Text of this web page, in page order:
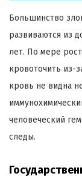
Большинство
развиваются из
лет. По мере
кровоточить из-
кровь не видна
человеческий
следы.